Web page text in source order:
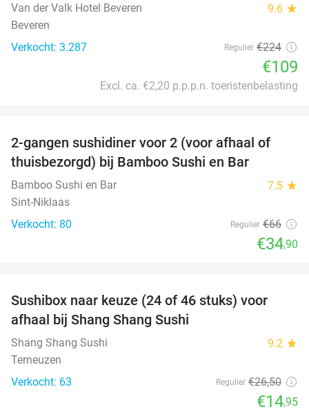
Van der Valk Hotel Beveren 9.6 star
Beveren
Verkocht: 3.287
Regulier €224
€109
Excl. ca. €2,20 p.p.p.n. toeristenbelasting
47%
2-gangen sushidiner voor 2 (voor afhaal of
thuisbezorgd) bij Bamboo Sushi en Bar
Bamboo Sushi en Bar 7.5 star
Sint-Niklaas
Verkocht: 80
Regulier €66
€34,90
44%
Sushibox naar keuze (24 of 46 stuks) voor
afhaal bij Shang Shang Sushi
Shang Shang Sushi 9.2 star
Terneuzen
Verkocht: 63
Regulier €26,50
€14,95